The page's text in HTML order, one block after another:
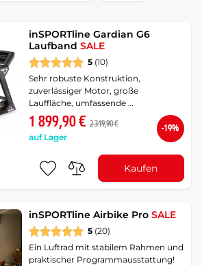
inSPORTline Gardian G6
LaufbandSALE
5 (10)
Sehr robuste Konstruktion,
zuverlässiger Motor, große
Lauffläche, umfassende …
1 899,90 € 2 349,90 €
auf Lager
-19%
Kaufen
inSPORTline Airbike ProSALE
5 (20)
Ein Luftrad mit stabilem Rahmen und
praktischer Programmausstattung!